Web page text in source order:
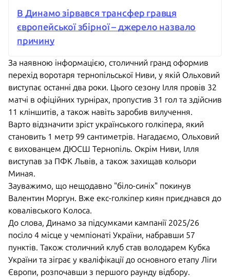
В Динамо зірвався трансфер гравця
європейської збірної – джерело назвало
причину
За наявною інформацією, столичний гранд оформив
перехід воротаря тернопільської Ниви, у якій Ольховий
виступає останні два роки. Цього сезону Ілля провів 32
матчі в офіційних турнірах, пропустив 31 гол та здійснив
11 кліншитів, а також навіть заробив вилучення.
Варто відзначити зріст українського голкіпера, який
становить 1 метр 99 сантиметрів. Нагадаємо, Ольховий
є вихованцем ДЮСШ Тернопіль. Окрім Ниви, Ілля
виступав за ПФК Львів, а також захищав кольори
Миная.
Зауважимо, що нещодавно "біло-синіх" покинув
Валентин Моргун. Вже екс-голкіпер киян приєднався до
ковалівського Колоса.
До слова, Динамо за підсумками кампанії 2025/26
посіло 4 місце у чемпіонаті України, набравши 57
пунктів. Також столичний клуб став володарем Кубка
України та зіграє у кваліфікації до основного етапу Ліги
Європи, розпочавши з першого раунду відбору.